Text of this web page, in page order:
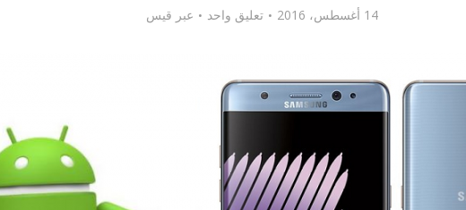
14 أغسطس، 2016 تعليق واحد عبر قيس